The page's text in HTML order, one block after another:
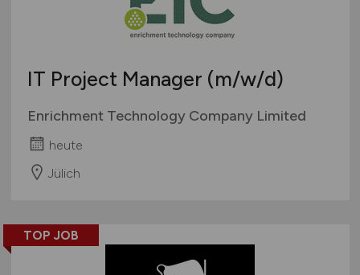
IT Project Manager (m/w/d)
Enrichment Technology Company Limited
heute
Jülich
TOP JOB